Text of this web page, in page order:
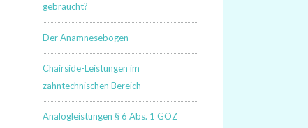
gebraucht?
Der Anamnesebogen
Chairside-Leistungen im
zahntechnischen Bereich
Analogleistungen § 6 Abs. 1 GOZ